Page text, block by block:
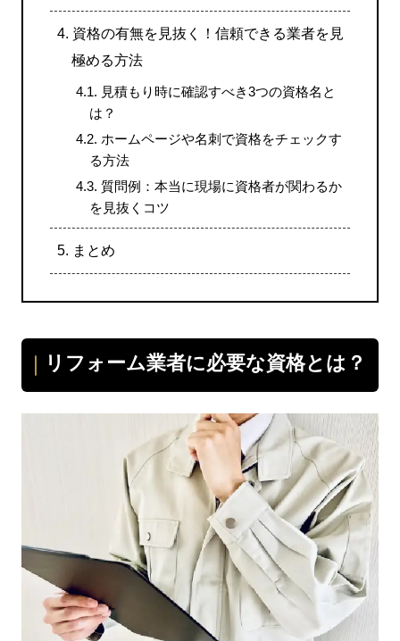
4. 資格の有無を⾒抜く！信頼できる業者を⾒
極める⽅法
4.1. ⾒積もり時に確認すべき3つの資格名と
は？
4.2. ホームページや名刺で資格をチェックす
る⽅法
4.3. 質問例：本当に現場に資格者が関わるか
を⾒抜くコツ
5. まとめ
リフォーム業者に必要な資格とは？